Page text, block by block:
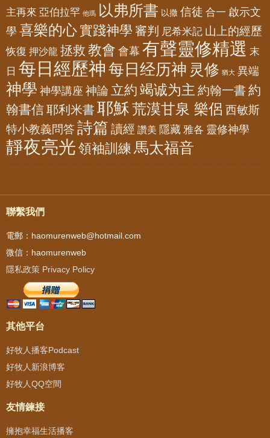
主再來 亞伯拉罕 他瑪 以弗所書 以撒 信徒 合一 啟示文
學 喜樂的心實踐神學 審判 尼希米記 山上的經歷
恢復 押沙龍 拯救 教會 會幕 有聲靈修精選 末
日 每日經歷神 每日经历神 灵修 猶大 異端
神學 神學講座 神論 立約 竭诚为主 約翰一書 約
翰書信耶利米書 耶穌荒漠甘泉 樂侶 西敏斯
特小教義問答詩篇 讀經 讚美 隱藏 雅各 靈修神學
靜夜亮光 領袖訓練 馬太福音
聯繫我們
電郵：haomurenweb@hotmail.com
微信：haomurenweb
隱私政策 Privacy Policy
其他平台
好牧人播客Podcast
好牧人新浪博客
好牧人QQ空間
友情鍊接
擁抱幸福生活播客